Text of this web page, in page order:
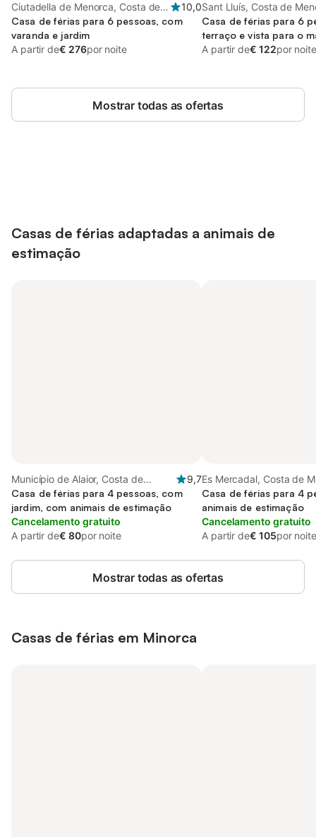
Ciutadella de Menorca, Costa de
Menorca
10,0
Casa de férias para 6 pessoas, com
varanda e jardim
A partir de€ 276por noite
Sant Lluís, Costa de
Casa de férias para 6
terraço e vista para o
A partir de€ 122por noite
Mostrar todas as ofertas
Casas de férias adaptadas a animais de
estimação
Município de Alaior, Costa de
Menorca
9,7
Casa de férias para 4 pessoas, com
jardim, com animais de estimação
Cancelamento gratuito
A partir de€ 80por noite
Es Mercadal, Costa de
Casa de férias para 4
animais de estimação
Cancelamento gratuito
A partir de€ 105por noite
Mostrar todas as ofertas
Casas de férias em Minorca